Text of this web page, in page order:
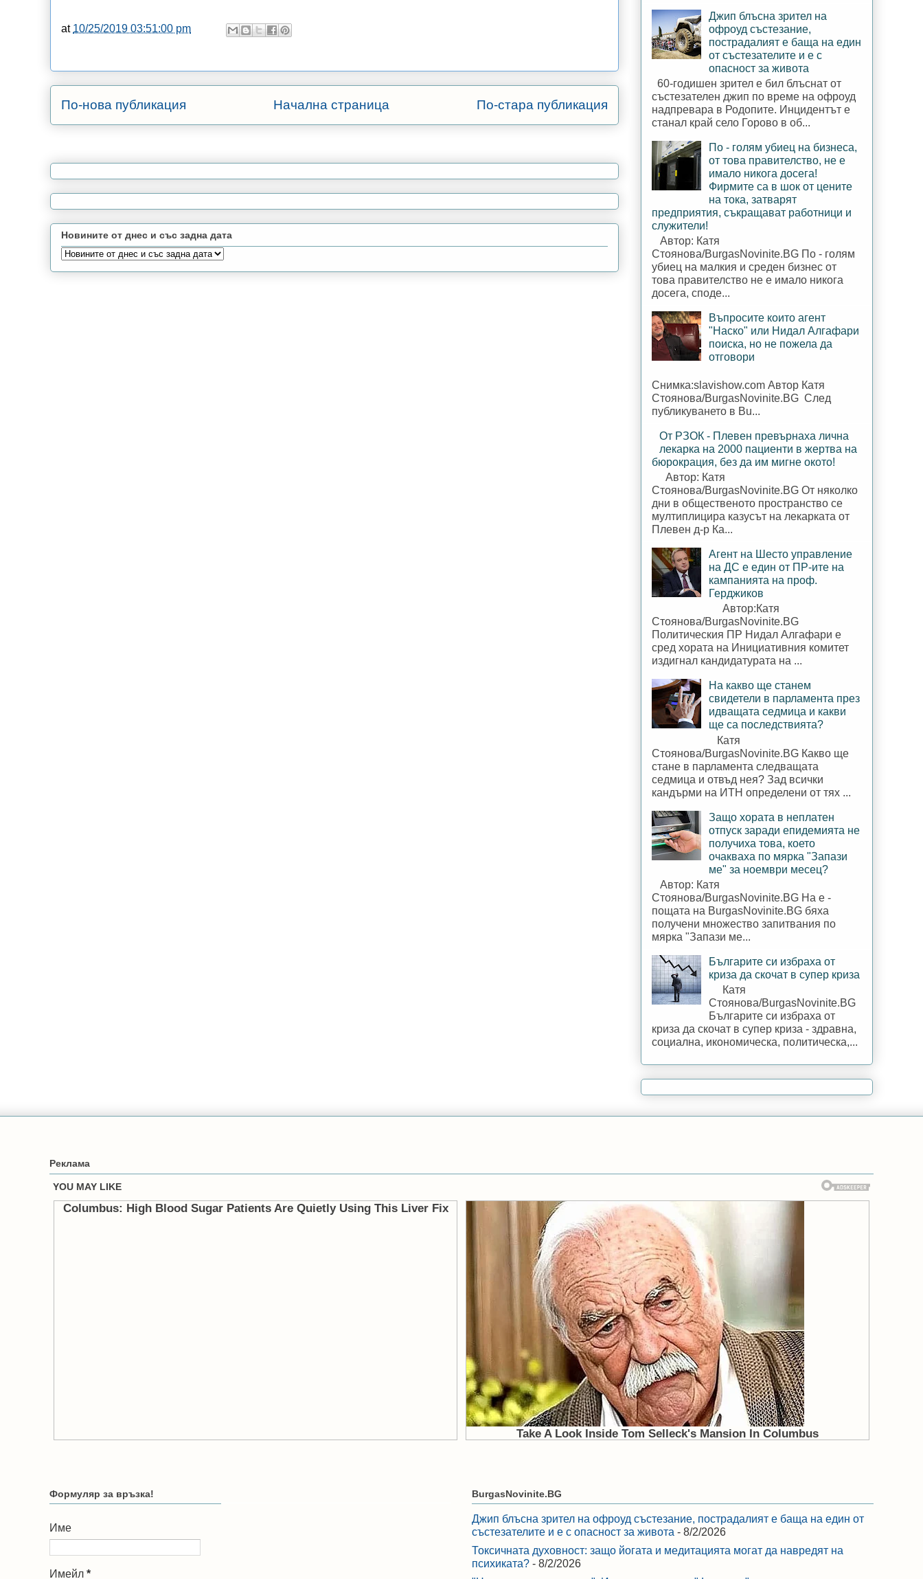
at 10/25/2019 03:51:00 pm
По-нова публикация По-стара публикация
Начална страница
Новините от днес и със задна дата
Джип блъсна зрител на
офроуд състезание,
пострадалият е баща на един
от състезателите и е с
опасност за живота
60-годишен зрител е бил блъснат от
състезателен джип по време на офроуд
надпревара в Родопите. Инцидентът е
станал край село Горово в об...
По - голям убиец на бизнеса,
от това правителство, не е
имало никога досега!
Фирмите са в шок от цените
на тока, затварят
предприятия, съкращават работници и
служители!
Автор: Катя
Стоянова/BurgasNovinite.BG По - голям
убиец на малкия и среден бизнес от
това правителство не е имало никога
досега, споде...
Въпросите които агент
"Наско" или Нидал Алгафари
поиска, но не пожела да
отговори
Снимка:slavishow.com Автор Катя
Стоянова/BurgasNovinite.BG След
публикуването в Bu...
От РЗОК - Плевен превърнаха лична
лекарка на 2000 пациенти в жертва на
бюрокрация, без да им мигне окото!
Автор: Катя
Стоянова/BurgasNovinite.BG От няколко
дни в общественото пространство се
мултиплицира казусът на лекарката от
Плевен д-р Ка...
Агент на Шесто управление
на ДС е един от ПР-ите на
кампанията на проф.
Герджиков
Автор:Катя
Стоянова/BurgasNovinite.BG
Политическия ПР Нидал Алгафари е
сред хората на Инициативния комитет
издигнал кандидатурата на ...
На какво ще станем
свидетели в парламента през
идващата седмица и какви
ще са последствията?
Катя
Стоянова/BurgasNovinite.BG Какво ще
стане в парламента следващата
седмица и отвъд нея? Зад всички
кандърми на ИТН определени от тях ...
Защо хората в неплатен
отпуск заради епидемията не
получиха това, което
очакваха по мярка "Запази
ме" за ноември месец?
Автор: Катя
Стоянова/BurgasNovinite.BG На е -
пощата на BurgasNovinite.BG бяха
получени множество запитвания по
мярка "Запази ме...
Българите си избраха от
криза да скочат в супер криза
Катя
Стоянова/BurgasNovinite.BG
Българите си избраха от
криза да скочат в супер криза - здравна,
социална, икономическа, политическа,...
Реклама
Формуляр за връзка!
Име
Имейл *
BurgasNovinite.BG
Джип блъсна зрител на офроуд състезание, пострадалият е баща на един от
състезателите и е с опасност за живота - 8/2/2026
Токсичната духовност: защо йогата и медитацията могат да навредят на
психиката? - 8/2/2026